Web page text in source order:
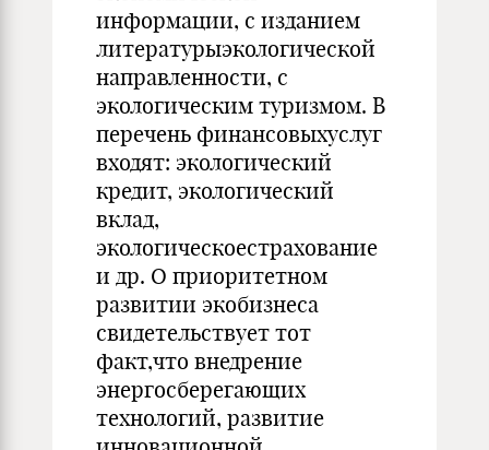
информации, с изданием
литературыэкологической
направленности, с
экологическим туризмом. В
перечень финансовыхуслуг
входят: экологический
кредит, экологический
вклад,
экологическоестрахование
и др. О приоритетном
развитии экобизнеса
свидетельствует тот
факт,что внедрение
энергосберегающих
технологий, развитие